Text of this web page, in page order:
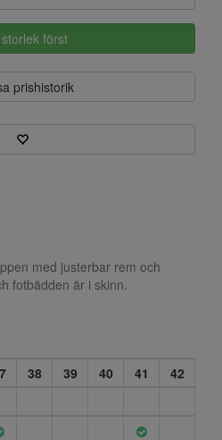
först
prishistorik
med justerbar rem och
fotbädden är i skinn.
38 39 40 41
42